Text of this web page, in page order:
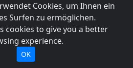
Cookies, um Ihnen ein
Surfen zu ermöglichen.
cookies to give you a better
experience.
OK